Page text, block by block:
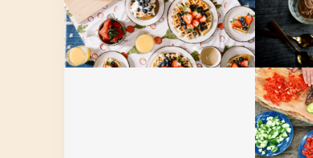
Breakfast Delight With
Strawberry, Egg And
Fruit
Ice